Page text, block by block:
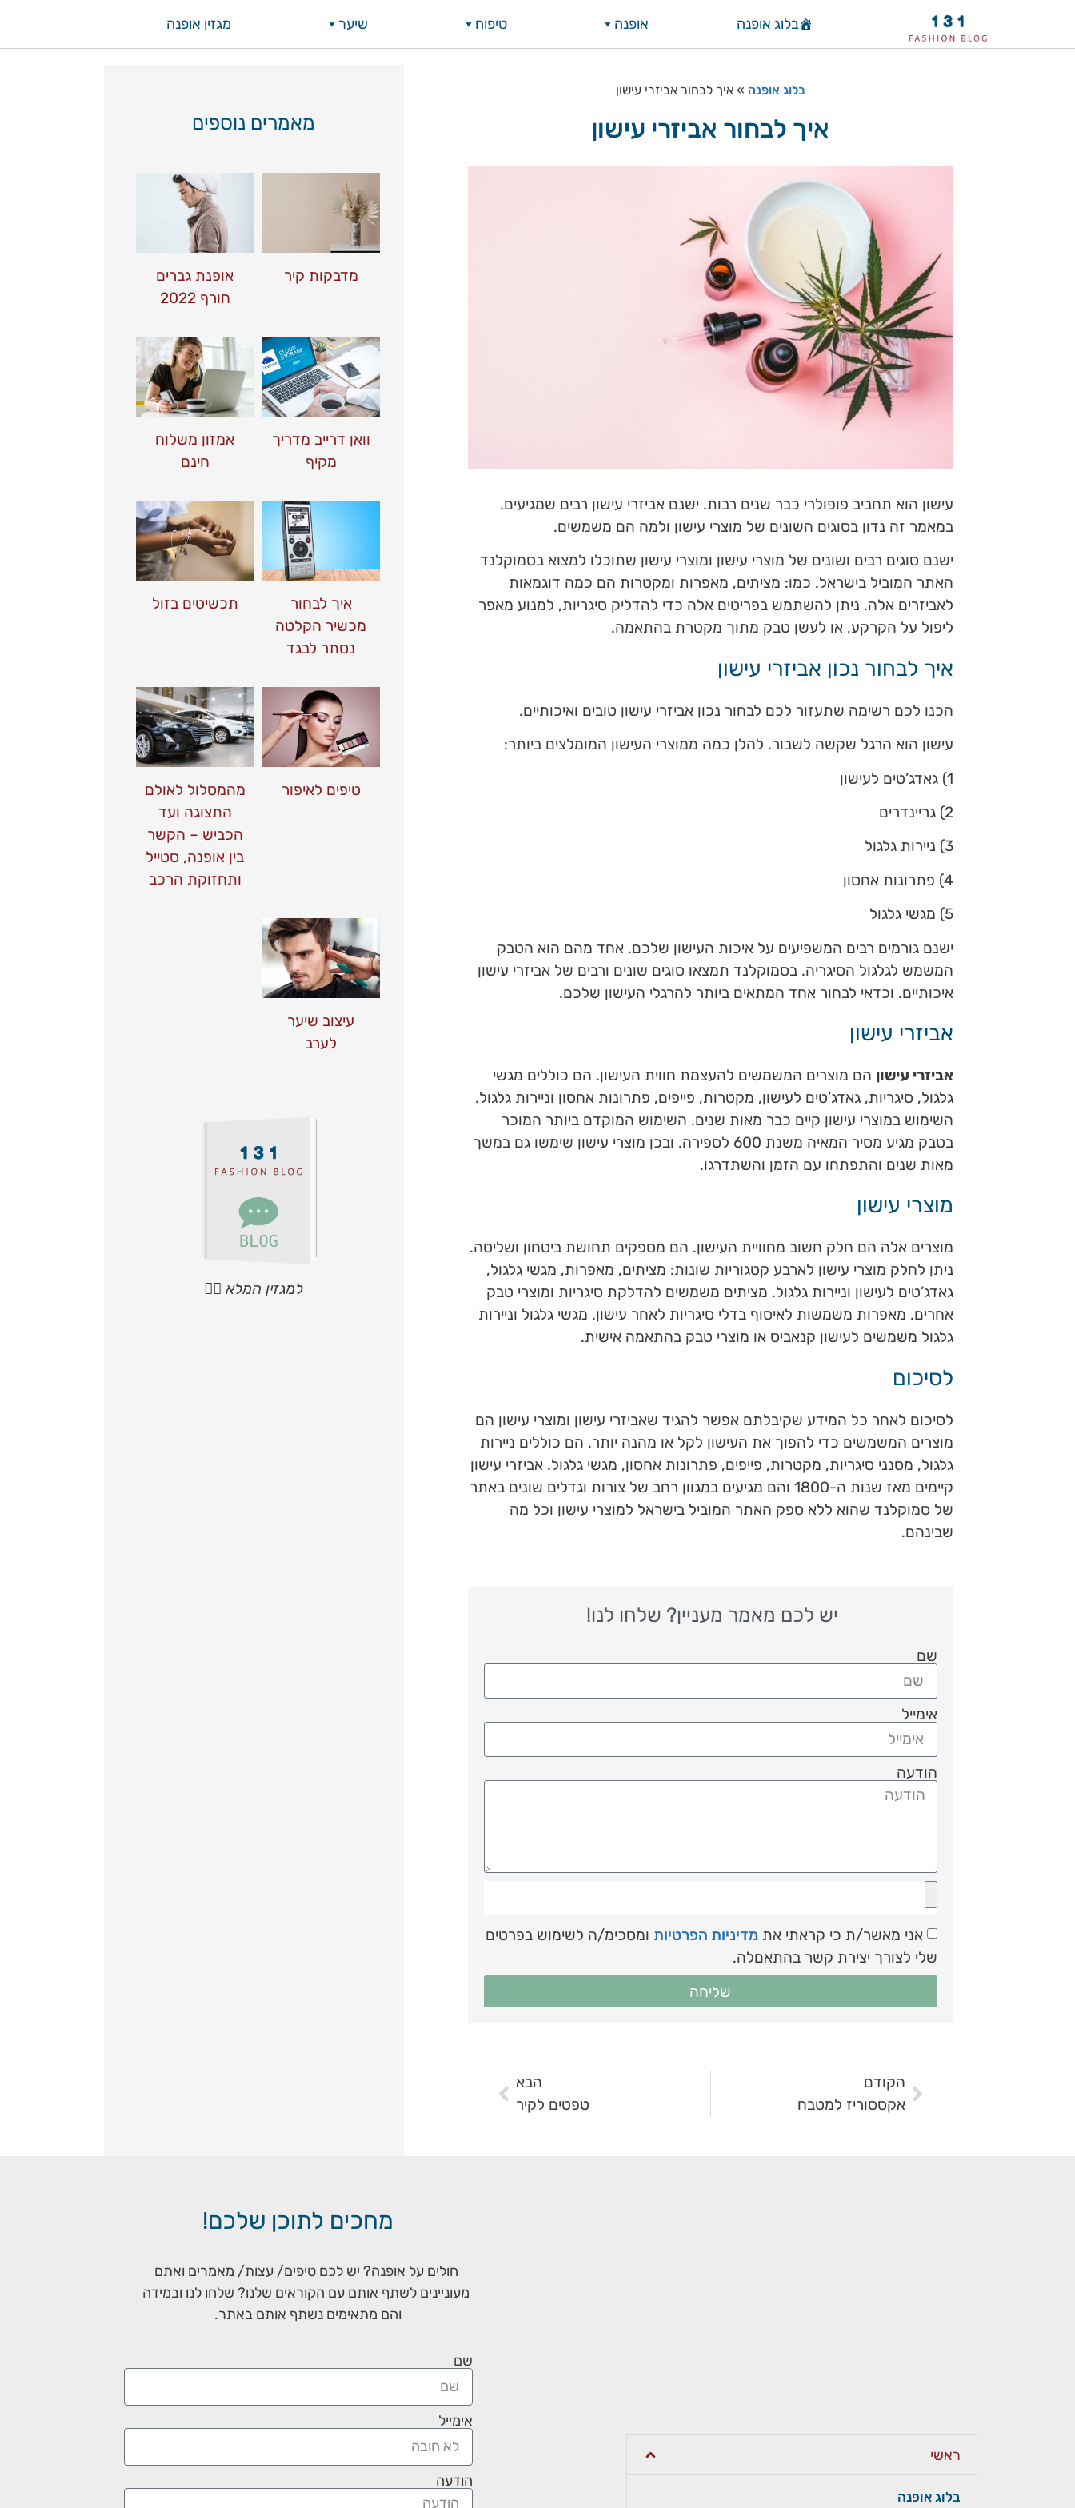
בלוג אופנה אופנה טיפוח שיער מגזין אופנה
בלוג אופנה »איך לבחור אביזרי עישון
איך לבחור אביזרי עישון
עישון הוא תחביב פופולרי כבר שנים רבות. ישנם אביזרי עישון רבים שמגיעים.
במאמר זה נדון בסוגים השונים של מוצרי עישון ולמה הם משמשים.
ישנם סוגים רבים ושונים של מוצרי עישון ומוצרי עישון שתוכלו למצוא בסמוקלנד
האתר המוביל בישראל. כמו: מציתים, מאפרות ומקטרות הם כמה דוגמאות
לאביזרים אלה. ניתן להשתמש בפריטים אלה כדי להדליק סיגריות, למנוע מאפר
ליפול על הקרקע, או לעשן טבק מתוך מקטרת בהתאמה.
איך לבחור נכון אביזרי עישון
הכנו לכם רשימה שתעזור לכם לבחור נכון אביזרי עישון טובים ואיכותיים.
עישון הוא הרגל שקשה לשבור. להלן כמה ממוצרי העישון המומלצים ביותר:
1) גאדג’טים לעישון
2) גריינדרים
3) ניירות גלגול
4) פתרונות אחסון
5) מגשי גלגול
ישנם גורמים רבים המשפיעים על איכות העישון שלכם. אחד מהם הוא הטבק
המשמש לגלגול הסיגריה. בסמוקלנד תמצאו סוגים שונים ורבים של אביזרי עישון
איכותיים. וכדאי לבחור אחד המתאים ביותר להרגלי העישון שלכם.
אביזרי עישון
אביזרי עישון הם מוצרים המשמשים להעצמת חווית העישון. הם כוללים מגשי
גלגול, סיגריות, גאדג’טים לעישון, מקטרות, פייפים, פתרונות אחסון וניירות גלגול.
השימוש במוצרי עישון קיים כבר מאות שנים. השימוש המוקדם ביותר המוכר
בטבק מגיע מסיר המאיה משנת 600 לספירה. ובכן מוצרי עישון שימשו גם במשך
מאות שנים והתפתחו עם הזמן והשתדרגו.
מוצרי עישון
מוצרים אלה הם חלק חשוב מחוויית העישון. הם מספקים תחושת ביטחון ושליטה.
ניתן לחלק מוצרי עישון לארבע קטגוריות שונות: מציתים, מאפרות, מגשי גלגול,
גאדג’טים לעישון וניירות גלגול. מציתים משמשים להדלקת סיגריות ומוצרי טבק
אחרים. מאפרות משמשות לאיסוף בדלי סיגריות לאחר עישון. מגשי גלגול וניירות
גלגול משמשים לעישון קנאביס או מוצרי טבק בהתאמה אישית.
לסיכום
לסיכום לאחר כל המידע שקיבלתם אפשר להגיד שאביזרי עישון ומוצרי עישון הם
מוצרים המשמשים כדי להפוך את העישון לקל או מהנה יותר. הם כוללים ניירות
גלגול, מסנני סיגריות, מקטרות, פייפים, פתרונות אחסון, מגשי גלגול. אביזרי עישון
קיימים מאז שנות ה-1800 והם מגיעים במגוון רחב של צורות וגדלים שונים באתר
של סמוקלנד שהוא ללא ספק האתר המוביל בישראל למוצרי עישון וכל מה
שבינהם.
יש לכם מאמר מעניין? שלחו לנו!
שם
אימייל
הודעה
אני מאשר/ת כי קראתי את מדיניות הפרטיות ומסכימ/ה לשימוש בפרטים
שלי לצורך יצירת קשר בהתאםלה.
שליחה
הקודם
אקססוריז למטבח
הבא
טפטים לקיר
מאמרים נוספים
מדבקות קיר
אופנת גברים
חורף 2022
וואן דרייב מדריך
מקיף
אמזון משלוח
חינם
איך לבחור
מכשיר הקלטה
נסתר לבגד
תכשיטים בזול
טיפים לאיפור
מהמסלול לאולם
התצוגה ועד
הכביש – הקשר
בין אופנה, סטייל
ותחזוקת הרכב
עיצוב שיער
לערב
למגזין המלא 👆🏼
ראשי
בלוג אופנה
מחכים לתוכן שלכם!
חולים על אופנה? יש לכם טיפים/ עצות/ מאמרים ואתם
מעוניינים לשתף אותם עם הקוראים שלנו? שלחו לנו ובמידה
והם מתאימים נשתף אותם באתר.
שם
אימייל
הודעה